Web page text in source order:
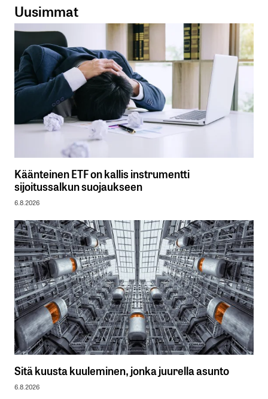
Uusimmat
Käänteinen ETF on kallis instrumentti
sijoitussalkun suojaukseen
6.8.2026
Sitä kuusta kuuleminen, jonka juurella asunto
6.8.2026